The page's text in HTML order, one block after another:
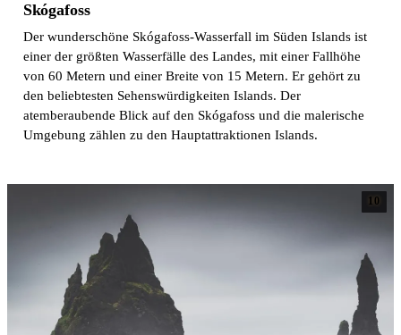
Skógafoss
Der wunderschöne Skógafoss-Wasserfall im Süden Islands ist
einer der größten Wasserfälle des Landes, mit einer Fallhöhe
von 60 Metern und einer Breite von 15 Metern. Er gehört zu
den beliebtesten Sehenswürdigkeiten Islands. Der
atemberaubende Blick auf den Skógafoss und die malerische
Umgebung zählen zu den Hauptattraktionen Islands.
10